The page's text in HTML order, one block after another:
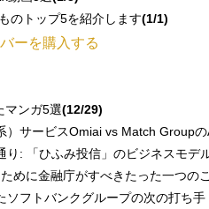
のトップ5を紹介します(1/1)
ーを購入する
マンガ5選(12/29)
）サービスOmiai vs Match Group
り: 「ひふみ投信」のビジネスモデ
めに金融庁がすべきたった一つの
フトバンクグループの次の打ち手